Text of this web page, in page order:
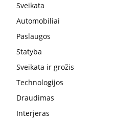
Sveikata
Automobiliai
Paslaugos
Statyba
Sveikata ir grožis
Technologijos
Draudimas
Interjeras